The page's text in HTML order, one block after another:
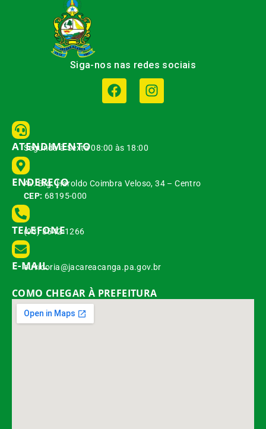
Siga-nos nas redes sociais
ATENDIMENTO
Segunda à Sexta 08:00 às 18:00
ENDEREÇO
Av. Brg. Haroldo Coimbra Veloso, 34 – Centro
CEP: 68195-000
TELEFONE
(93) 3542-1266
E-MAIL
ouvidoria@jacareacanga.pa.gov.br
COMO CHEGAR À PREFEITURA